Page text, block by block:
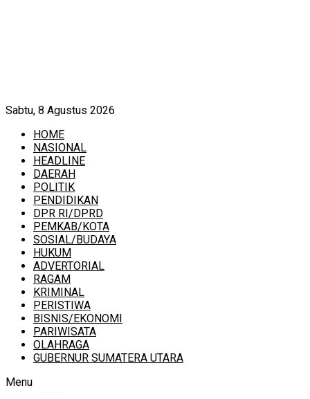
Sabtu, 8 Agustus 2026
HOME
NASIONAL
HEADLINE
DAERAH
POLITIK
PENDIDIKAN
DPR RI/DPRD
PEMKAB/KOTA
SOSIAL/BUDAYA
HUKUM
ADVERTORIAL
RAGAM
KRIMINAL
PERISTIWA
BISNIS/EKONOMI
PARIWISATA
OLAHRAGA
GUBERNUR SUMATERA UTARA
Menu